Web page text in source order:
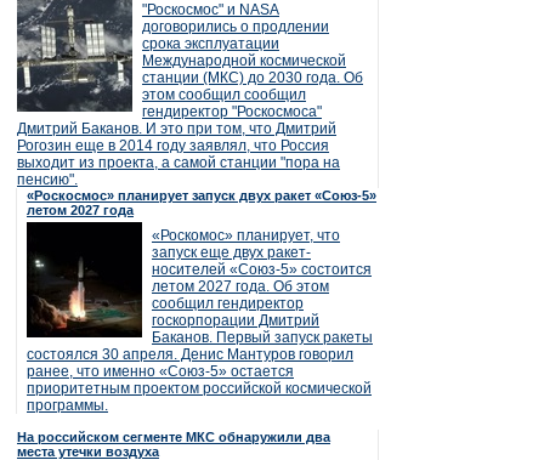
"Роскосмос" и NASA
договорились о продлении
срока эксплуатации
Международной космической
станции (МКС) до 2030 года. Об
этом сообщил сообщил
гендиректор "Роскосмоса"
Дмитрий Баканов. И это при том, что Дмитрий
Рогозин еще в 2014 году заявлял, что Россия
выходит из проекта, а самой станции "пора на
пенсию".
«Роскосмос» планирует запуск двух ракет «Союз-5»
летом 2027 года
«Роскомос» планирует, что
запуск еще двух ракет-
носителей «Союз-5» состоится
летом 2027 года. Об этом
сообщил гендиректор
госкорпорации Дмитрий
Баканов. Первый запуск ракеты
состоялся 30 апреля. Денис Мантуров говорил
ранее, что именно «Союз-5» остается
приоритетным проектом российской космической
программы.
На российском сегменте МКС обнаружили два
места утечки воздуха